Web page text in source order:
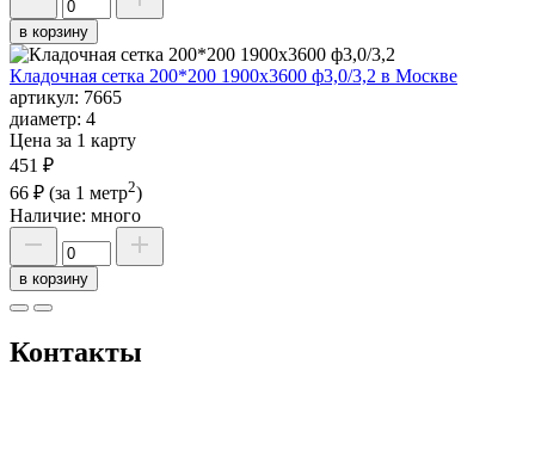
в корзину
Кладочная сетка 200*200 1900х3600 ф3,0/3,2 в Москве
артикул: 7665
диаметр: 4
Цена за 1 карту
451 ₽
66 ₽ (за 1 метр2)
Наличие: много
в корзину
Контакты